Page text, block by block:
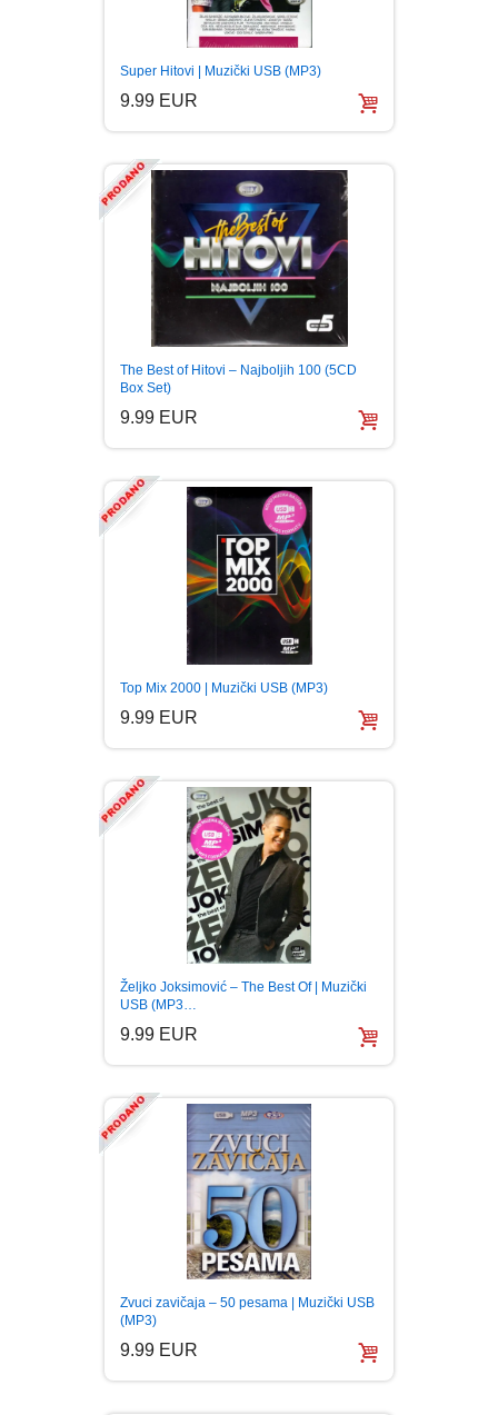
Super Hitovi | Muzički USB (MP3)
9.99 EUR
The Best of Hitovi – Najboljih 100 (5CD
Box Set)
9.99 EUR
Top Mix 2000 | Muzički USB (MP3)
9.99 EUR
Željko Joksimović – The Best Of | Muzički
USB (MP3…
9.99 EUR
Zvuci zavičaja – 50 pesama | Muzički USB
(MP3)
9.99 EUR